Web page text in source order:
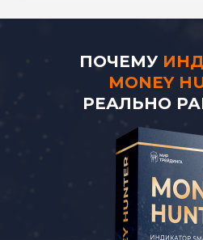
ПОЧЕМУ
MONEY
РЕАЛЬНО